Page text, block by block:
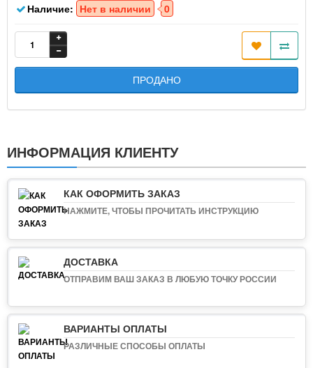
Наличие: Нет в наличии 0
ПРОДАНО
ИНФОРМАЦИЯ КЛИЕНТУ
КАК ОФОРМИТЬ ЗАКАЗ
НАЖМИТЕ, ЧТОБЫ ПРОЧИТАТЬ ИНСТРУКЦИЮ
ДОСТАВКА
ОТПРАВИМ ВАШ ЗАКАЗ В ЛЮБУЮ ТОЧКУ РОССИИ
ВАРИАНТЫ ОПЛАТЫ
РАЗЛИЧНЫЕ СПОСОБЫ ОПЛАТЫ